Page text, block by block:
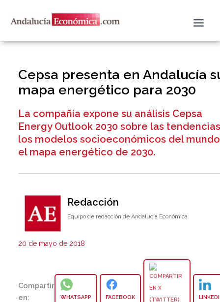
Cepsa presenta en Andalucía
mapa energético para 2030
La compañía expone su análisis Cepsa
Energy Outlook 2030 sobre las
los modelos socioeconómicos del
el mapa energético de 2030.
Redacción
Equipo de redacción de Andalucía Económica.
20 de mayo de 2018
Compartir
en:
WHATSAPP FACEBOOK